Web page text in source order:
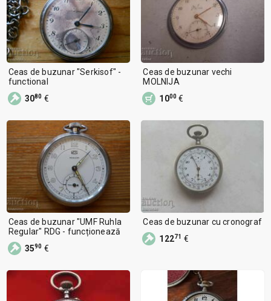
Ceas de buzunar "Serkisof" -
functional
3080 €
Ceas de buzunar vechi
MOLNIJA
1000 €
Ceas de buzunar "UMF Ruhla
Regular" RDG - funcționează
3590 €
Ceas de buzunar cu cronograf
12271 €